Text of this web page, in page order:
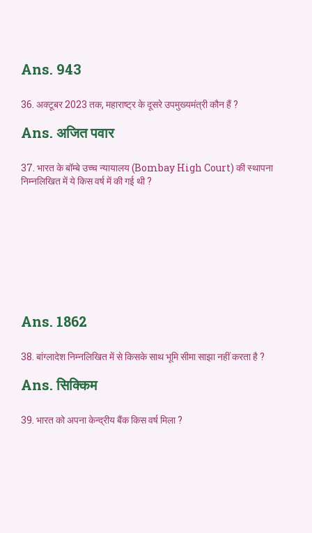
Ans. 943
36. अक्टूबर 2023 तक, महाराष्ट्र के दूसरे उपमुख्यमंत्री कौन हैं ?
Ans. अजित पवार
37. भारत के बॉम्बे उच्च न्यायालय (Bombay High Court) की स्थापना
निम्नलिखित में ये किस वर्ष में की गई थी ?
Ans. 1862
38. बांग्लादेश निम्नलिखित में से किसके साथ भूमि सीमा साझा नहीं करता है ?
Ans. सिक्किम
39. भारत को अपना केन्द्रीय बैंक किस वर्ष मिला ?